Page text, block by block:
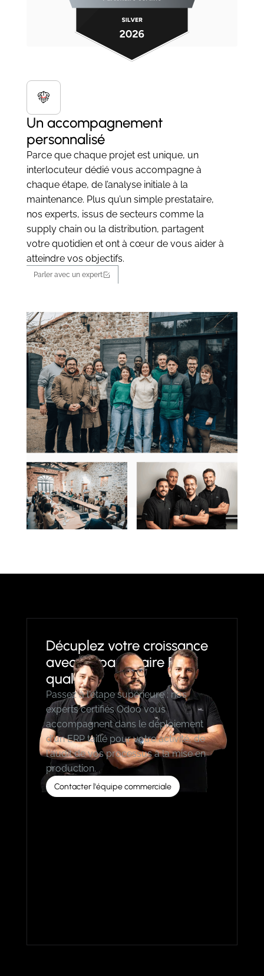
Un accompagnement
personnalisé
Parce que chaque projet est unique, un
interlocuteur dédié vous accompagne à
chaque étape, de l’analyse initiale à la
maintenance. Plus qu’un simple prestataire,
nos experts, issus de secteurs comme la
supply chain ou la distribution, partagent
votre quotidien et ont à cœur de vous aider à
atteindre vos objectifs.
Parler avec un expert
Décuplez votre croissance
avec un partenaire ERP
qualifié
Passez à l'étape supérieure : nos
experts certifiés Odoo vous
accompagnent dans le déploiement
d'un ERP taillé pour votre activité, de
l'audit de vos processus à la mise en
production.
Contacter l'équipe commerciale